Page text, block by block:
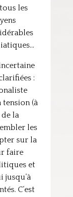
les
:
(à
la
les
sur la
faire
et
jusqu’à
C’est